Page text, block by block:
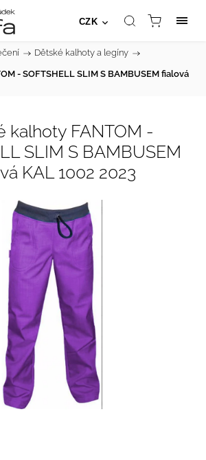
CZK
/ Dětské kalhoty a legíny /
- SOFTSHELL SLIM S BAMBUSEM fialová
kalhoty FANTOM -
SLIM S BAMBUSEM
KAL 1002 2023